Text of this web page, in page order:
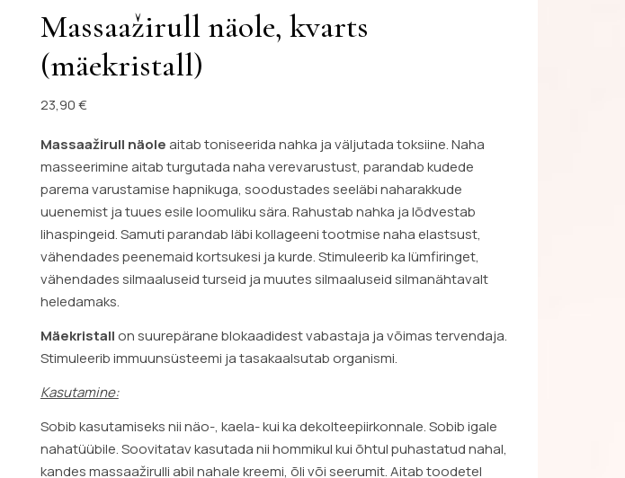
Massaažirull näole, kvarts
(mäekristall)
23,90€
Massaažirull näoleaitab toniseerida nahka ja väljutada toksiine. Naha
masseerimine aitab turgutada naha verevarustust, parandab kudede
parema varustamise hapnikuga, soodustades seeläbi naharakkude
uuenemist ja tuues esile loomuliku sära. Rahustab nahka ja lõdvestab
lihaspingeid. Samuti parandab läbi kollageeni tootmise naha elastsust,
vähendades peenemaid kortsukesi ja kurde. Stimuleerib ka lümfiringet,
vähendades silmaaluseid turseid ja muutes silmaaluseid silmanähtavalt
heledamaks.
Mäekristall on suurepärane blokaadidest vabastaja ja võimas tervendaja.
Stimuleerib immuunsüsteemi ja tasakaalsutab organismi.
Kasutamine:
Sobib kasutamiseks nii näo-, kaela- kui ka dekolteepiirkonnale. Sobib igale
nahatüübile. Soovitatav kasutada nii hommikul kui õhtul puhastatud nahal,
kandes massaažirulli abil nahale kreemi, õli või seerumit. Aitab toodetel